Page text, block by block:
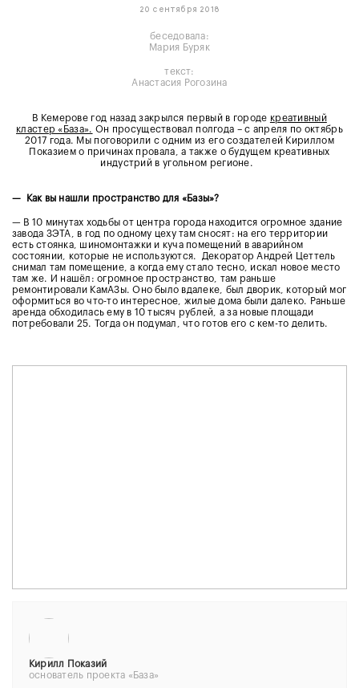
20 сентября 2018
В Кемерове год назад закрылся первый в городе креативный
кластер «База». Он просуществовал полгода – с апреля по октябрь
2017 года. Мы поговорили с одним из его создателей Кириллом
Показием о причинах провала, а также о будущем креативных
индустрий в угольном регионе.
беседовала:
Мария Буряк
текст:
Анастасия Рогозина
— Как вы нашли пространство для «Базы»?
— В 10 минутах ходьбы от центра города находится огромное здание
завода ЗЭТА, в год по одному цеху там сносят: на его территории
есть стоянка, шиномонтажки и куча помещений в аварийном
состоянии, которые не используются. Декоратор Андрей Цеттель
снимал там помещение, а когда ему стало тесно, искал новое место
там же. И нашёл: огромное пространство, там раньше
ремонтировали КамАЗы. Оно было вдалеке, был дворик, который мог
оформиться во что-то интересное, жилые дома были далеко. Раньше
аренда обходилась ему в 10 тысяч рублей, а за новые площади
потребовали 25. Тогда он подумал, что готов его с кем-то делить.
Кирилл Показий
основатель проекта «База»